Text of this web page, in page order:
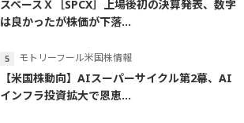
スペースＸ［SPCX］上場後初の決算発表、数字
は良かったが株価が下落...
モトリーフール米国株情報
【米国株動向】AIスーパーサイクル第2幕、AI
インフラ投資拡大で恩恵...